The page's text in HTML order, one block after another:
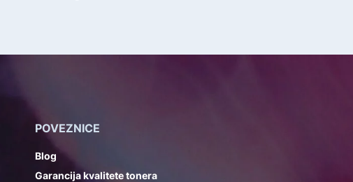
POVEZNICE
Blog
Garancija kvalitete tonera